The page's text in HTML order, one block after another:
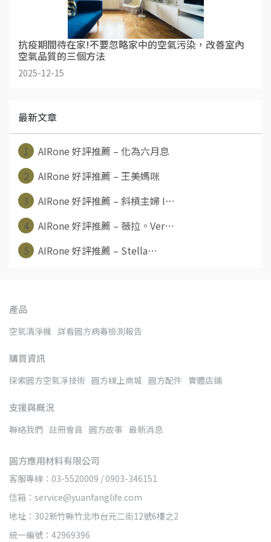
抗疫期間待在家!不要忽略家中的空氣污染，改善室內
空氣品質的三個方法
2025-12-15
最新文章
1
AIRone 好評推薦 – 化為六月息
2
AIRone 好評推薦 – 王美媽咪
3
AIRone 好評推薦 – 斜槓主婦 I⋯
4
AIRone 好評推薦 – 薇拉。Ver⋯
5
AIRone 好評推薦 – Stella⋯
產品
空氣清淨機 詳看圓方病毒檢測報告
購買資訊
探索圓方空氣凈技術 圓方線上商城 圓方配件 實體店鋪
支援與概況
聯絡我們 註冊會員 圓方故事 最新消息
圓方應用材料有限公司
客服專線：03-5520009 / 0903-346151
信箱：service@yuanfanglife.com
地址：302新竹縣竹北市台元二街12號6樓之2
統一編號：42969396